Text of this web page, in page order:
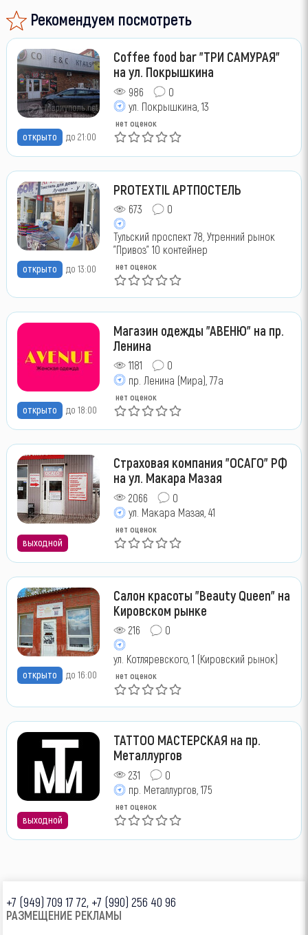
Рекомендуем посмотреть
открыто до 21:00
Coffee food bar "ТРИ САМУРАЯ"
на ул. Покрышкина
986
0
ул. Покрышкина, 13
нет оценок
открыто до 13:00
PROTEXTIL АРТПОСТЕЛЬ
673 0
Тульский проспект 78, Утренний рынок
"Привоз" 10 контейнер
нет оценок
открыто до 18:00
Магазин одежды "АВЕНЮ" на пр.
Ленина
1181
0
пр. Ленина (Мира), 77а
нет оценок
выходной
Страховая компания "ОСАГО" РФ
на ул. Макара Мазая
2066
0
ул. Макара Мазая, 41
нет оценок
открыто до 16:00
Салон красоты "Beauty Queen" на
Кировском рынке
216 0
ул. Котляревского, 1 (Кировский рынок)
нет оценок
выходной
ТАТТОО МАСТЕРСКАЯ на пр.
Металлургов
231
0
пр. Металлургов, 175
нет оценок
+7 (949) 709 17 72, +7 (990) 256 40 96
РАЗМЕЩЕНИЕ РЕКЛАМЫ